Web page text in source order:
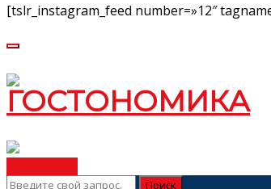
[tslr_instagram_feed number=»12″